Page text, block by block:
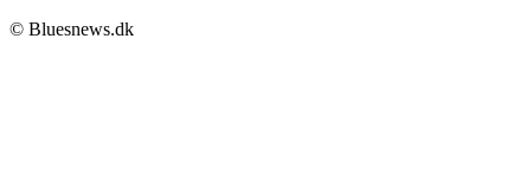
© Bluesnews.dk